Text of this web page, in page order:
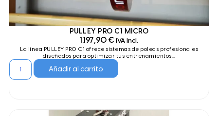
PULLEY PRO C1 MICRO
1.197,90 € IVA incl.
La línea PULLEY PRO C1 ofrece sistemas de poleas profesionales
diseñados para optimizar tus entrenamientos...
Añadir al carrito